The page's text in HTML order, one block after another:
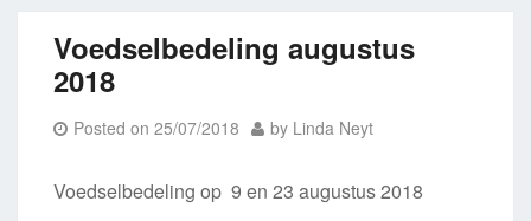
Voedselbedeling augustus
2018
Posted on 25/07/2018 by Linda Neyt
Voedselbedeling op 9 en 23 augustus 2018